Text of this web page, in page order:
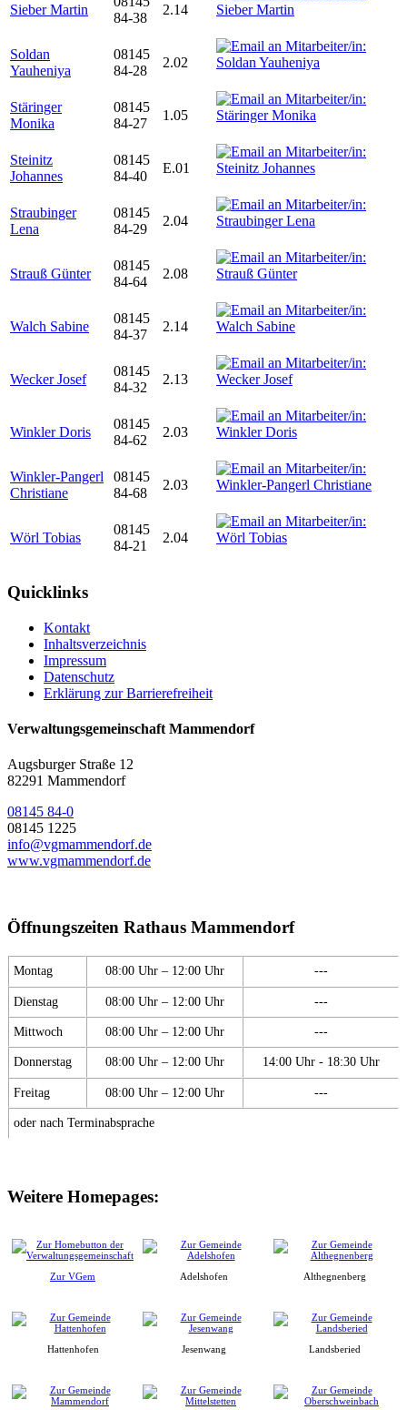
Sieber Martin
84-38
2.14
Soldan
Yauheniya
08145
84-28
2.02
Stäringer
Monika
08145
84-27
1.05
Steinitz
Johannes
08145
84-40
E.01
Straubinger
Lena
08145
84-29
2.04
Strauß Günter
08145
84-64
2.08
Walch Sabine
08145
84-37
2.14
Wecker Josef
08145
84-32
2.13
Winkler Doris
08145
84-62
2.03
Winkler-Pangerl
Christiane
08145
84-68
2.03
Wörl Tobias
08145
84-21
2.04
Quicklinks
Kontakt
Inhaltsverzeichnis
Impressum
Datenschutz
Erklärung zur Barrierefreiheit
Verwaltungsgemeinschaft Mammendorf
Augsburger Straße 12
82291 Mammendorf
08145 84-0
08145 1225
info@vgmammendorf.de
www.vgmammendorf.de
Öffnungszeiten Rathaus Mammendorf
Montag 08:00 Uhr – 12:00 Uhr ---
Dienstag 08:00 Uhr – 12:00 Uhr ---
Mittwoch 08:00 Uhr – 12:00 Uhr ---
Donnerstag 08:00 Uhr – 12:00 Uhr 14:00 Uhr - 18:30 Uhr
Freitag 08:00 Uhr – 12:00 Uhr ---
oder nach Terminabsprache
Weitere Homepages:
Zur VGem Adelshofen Althegnenberg
Hattenhofen Jesenwang Landsberied